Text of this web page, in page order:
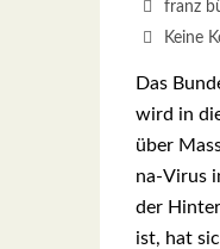
franz
Keine
Das
wird in
über
na-Virus
der
ist, hat